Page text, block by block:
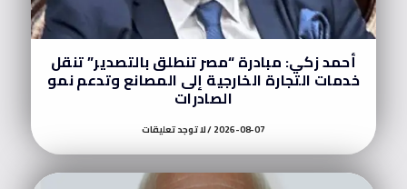
أحمد زكي: مبادرة “مصر تنطلق بالتصدير” تنقل
خدمات التجارة الخارجية إلى المصانع وتدعم نمو
الصادرات
2026-08-07 لا توجد تعليقات